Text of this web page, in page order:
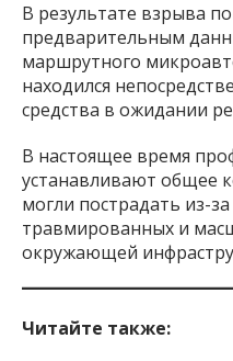
В результате взрыва
предварительным
маршрутного
находился
средства в ожидании
В настоящее время
устанавливают общее
могли пострадать из-
травмированных и
окружающей
Читайте также: